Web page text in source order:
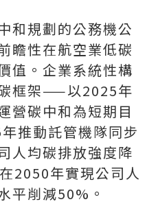
和規劃的公務機公
瞻性在航空業低碳
值。企業系統性構
框架——以2025年
營碳中和為短期目
推動託管機隊同步
人均碳排放強度降
2050年實現公司人
平削減50%。